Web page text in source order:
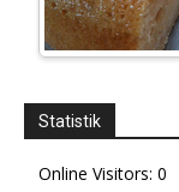
Statistik
Online Visitors: 0